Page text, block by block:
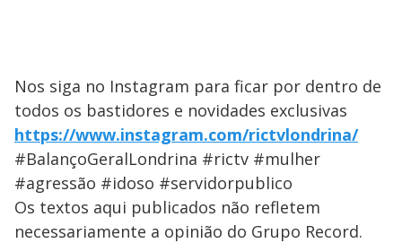
Nos siga no Instagram para ficar por dentro de
todos os bastidores e novidades exclusivas
https://www.instagram.com/rictvlondrina/
#BalançoGeralLondrina #rictv #mulher
#agressão #idoso #servidorpublico
Os textos aqui publicados não refletem
necessariamente a opinião do Grupo Record.